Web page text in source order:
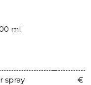
ml
spray
€